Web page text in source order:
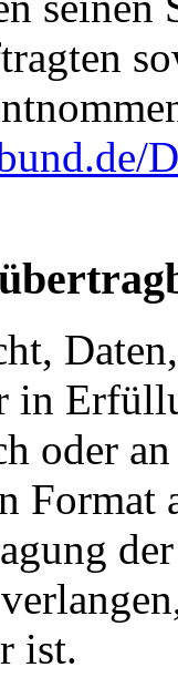
oder
Format
ist.